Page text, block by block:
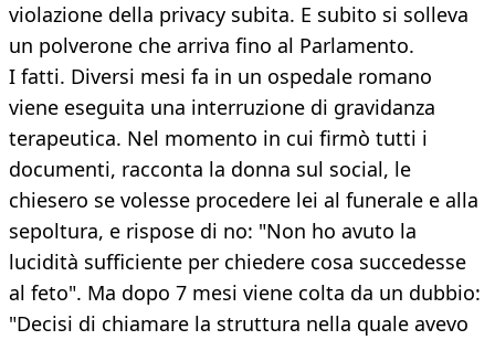
violazione della privacy subita. E subito si solleva
un polverone che arriva fino al Parlamento.
I fatti. Diversi mesi fa in un ospedale romano
viene eseguita una interruzione di gravidanza
terapeutica. Nel momento in cui firmò tutti i
documenti, racconta la donna sul social, le
chiesero se volesse procedere lei al funerale e alla
sepoltura, e rispose di no: "Non ho avuto la
lucidità sufficiente per chiedere cosa succedesse
al feto". Ma dopo 7 mesi viene colta da un dubbio:
"Decisi di chiamare la struttura nella quale avevo